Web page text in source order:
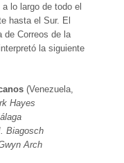
lo largo de todo el
hasta el Sur. El
de Correos de la
la siguiente
(Venezuela,
Hayes
Biagosch
Arch